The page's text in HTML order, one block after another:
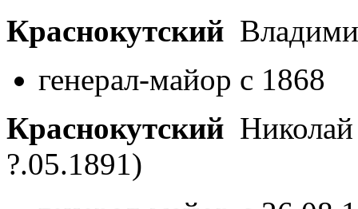
Краснокутский
генерал-майор с 1868
Краснокутский
?.05.1891)